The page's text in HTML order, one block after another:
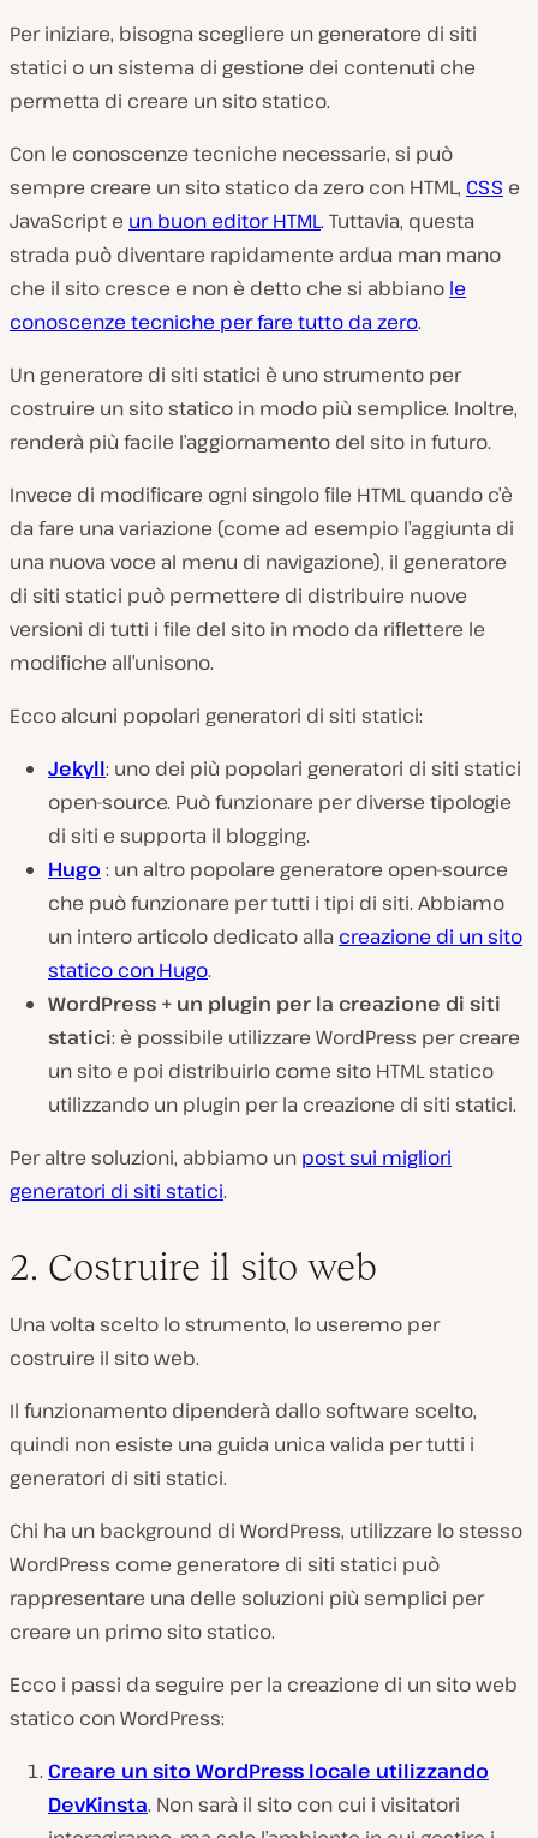
Per iniziare, bisogna scegliere un generatore di siti
statici o un sistema di gestione dei contenuti che
permetta di creare un sito statico.
Con le conoscenze tecniche necessarie, si può
sempre creare un sito statico da zero con HTML, CSS e
JavaScript e un buon editor HTML. Tuttavia, questa
strada può diventare rapidamente ardua man mano
che il sito cresce e non è detto che si abbiano le
conoscenze tecniche per fare tutto da zero.
Un generatore di siti statici è uno strumento per
costruire un sito statico in modo più semplice. Inoltre,
renderà più facile l’aggiornamento del sito in futuro.
Invece di modificare ogni singolo file HTML quando c’è
da fare una variazione (come ad esempio l’aggiunta di
una nuova voce al menu di navigazione), il generatore
di siti statici può permettere di distribuire nuove
versioni di tutti i file del sito in modo da riflettere le
modifiche all’unisono.
Ecco alcuni popolari generatori di siti statici:
Jekyll: uno dei più popolari generatori di siti statici
open-source. Può funzionare per diverse tipologie
di siti e supporta il blogging.
Hugo : un altro popolare generatore open-source
che può funzionare per tutti i tipi di siti. Abbiamo
un intero articolo dedicato alla creazione di un sito
statico con Hugo.
WordPress + un plugin per la creazione di siti
statici: è possibile utilizzare WordPress per creare
un sito e poi distribuirlo come sito HTML statico
utilizzando un plugin per la creazione di siti statici.
Per altre soluzioni, abbiamo un post sui migliori
generatori di siti statici.
2. Costruire il sito web
Una volta scelto lo strumento, lo useremo per
costruire il sito web.
Il funzionamento dipenderà dallo software scelto,
quindi non esiste una guida unica valida per tutti i
generatori di siti statici.
Chi ha un background di WordPress, utilizzare lo stesso
WordPress come generatore di siti statici può
rappresentare una delle soluzioni più semplici per
creare un primo sito statico.
Ecco i passi da seguire per la creazione di un sito web
statico con WordPress:
Creare un sito WordPress locale utilizzando
DevKinsta. Non sarà il sito con cui i visitatori